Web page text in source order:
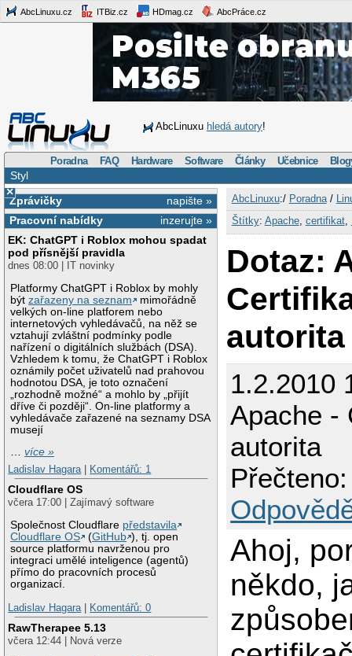
AbcLinuxu.cz ITBiz.cz HDmag.cz AbcPráce.cz
AbcLinuxu hledá autory!
Poradna FAQ Hardware Software Články Učebnice
Styl
×
napište »
Zprávičky
inzerujte »
Pracovní nabídky
EK: ChatGPT i Roblox mohou spadat
pod přísnější pravidla
dnes 08:00 | IT novinky
Platformy ChatGPT i Roblox by mohly
býtzařazeny na seznam
mimořádně
velkých on-line platforem nebo
internetových vyhledávačů, na něž se
vztahují zvláštní podmínky podle
nařízení o digitálních službách (DSA).
Vzhledem k tomu, že ChatGPT i Roblox
oznámily počet uživatelů nad prahovou
hodnotou DSA, je toto označení
„rozhodně možné“ a mohlo by „přijít
dříve či později“. On-line platformy a
vyhledávače zařazené na seznamy DSA
musejí
…více »
Ladislav Hagara
Komentářů: 1
Cloudflare OS
včera 17:00 | Zajímavý software
Společnost Cloudflare představila
Cloudflare OS
(GitHub ), tj. open
source platformu navrženou pro
integraci umělé inteligence (agentů)
přímo do pracovních procesů
organizací.
Ladislav Hagara
Komentářů: 0
RawTherapee 5.13
včera 12:44 | Nová verze
AbcLinuxu:/ Poradna/
Štítky: Apache, certifikat,
Dotaz:
autorita
1.2.2010
Apache -
autorita
Ahoj,
někdo,